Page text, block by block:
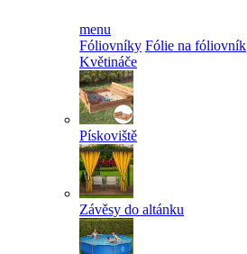
menu
Fóliovníky Fólie na fóliovník
Květináče
Pískoviště
Závěsy do altánku